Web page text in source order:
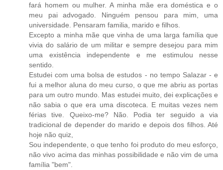
fará homem ou mulher. A minha mãe era doméstica e o
meu pai advogado. Ninguém pensou para mim, uma
universidade. Pensaram familia, marido e filhos.
Excepto a minha mãe que vinha de uma larga família que
vivia do salário de um militar e sempre desejou para mim
uma existência independente e me estimulou nesse
sentido.
Estudei com uma bolsa de estudos - no tempo Salazar - e
fui a melhor aluna do meu curso, o que me abriu as portas
para um outro mundo. Mas estudei muito, dei explicações e
não sabia o que era uma discoteca. E muitas vezes nem
férias tive. Queixo-me? Não. Podia ter seguido a via
tradicional de depender do marido e depois dos filhos. Até
hoje não quiz,
Sou independente, o que tenho foi produto do meu esforço,
não vivo acima das minhas possibilidade e não vim de uma
família "bem".